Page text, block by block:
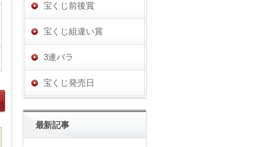
宝くじ前後賞
宝くじ組違い賞
3連バラ
宝くじ発売日
最新記事